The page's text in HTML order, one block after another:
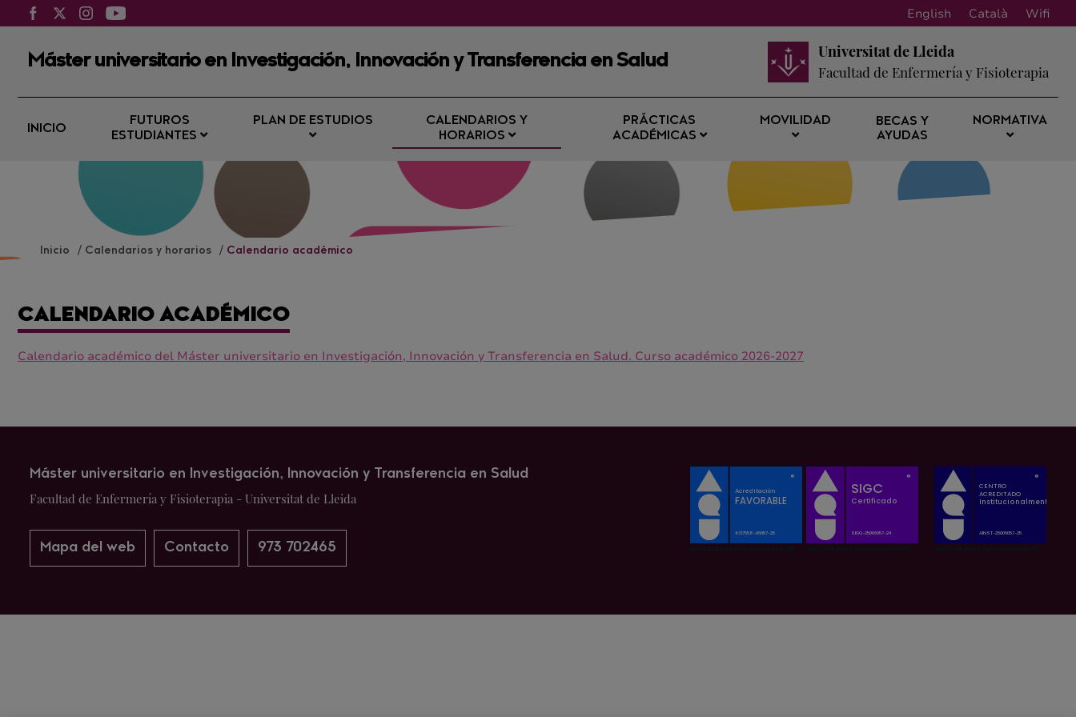
English Català Wifi
Máster universitario en Investigación, Innovación y Transferencia en Salud
Universitat de Lleida
Facultad de Enfermería y Fisioterapia
INICIO
FUTUROS
ESTUDIANTES
PLAN DE ESTUDIOS
CALENDARIOS Y
HORARIOS
PRÁCTICAS
ACADÉMICAS
MOVILIDAD
BECAS Y
AYUDAS
NORMATIVA
Inicio Calendarios y horarios Calendario académico
CALENDARIO ACADÉMICO
Calendario académico del Máster universitario en Investigación, Innovación y Transferencia en Salud. Curso académico 2026-2027
Máster universitario en Investigación, Innovación y Transferencia en Salud
Facultad de Enfermería y Fisioterapia - Universitat de Lleida
Mapa del web Contacto 973 702465